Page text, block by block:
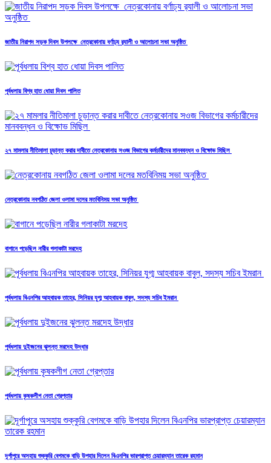
জাতীয় নিরাপদ সড়ক দিবস উপলক্ষে নেত্রকোনায় বর্ণাঢ্য র‍্যালী ও আলোচনা সভা অনুষ্ঠিত
পূর্বধলায় বিশ্ব হাত ধোয়া দিবস পালিত
২৭ মামলার নীতিমালা চুড়ান্ত করার দাবীতে নেত্রকোনায় সওজ বিভাগের কর্মচারীদের মানববন্ধন ও বিক্ষোভ মিছিল
নেত্রকোনায় নবগঠিত জেলা ওলামা দলের মতবিনিময় সভা অনুষ্ঠিত
বাগানে পড়েছিল নারীর গলাকাটা মরদেহ
পূর্বধলায় বিএনপির আহবায়ক তাহের, সিনিয়র যুগ্ম আহবায়ক বাবুল, সদস্য সচিব ইমরান
পূর্বধলায় দুইজনের ঝুলন্ত মরদেহ উদ্ধার
পূর্বধলায় কৃষকলীগ নেতা গ্রেপ্তার
দূর্গাপুরে অসহায় শুক্কুরি বেগমকে বাড়ি উপহার দিলেন বিএনপির ভারপ্রাপ্ত চেয়ারম্যান তারেক রহমান